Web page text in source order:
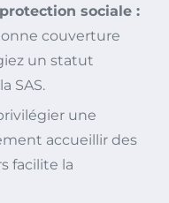
sociale :
couverture
un statut
SAS.
une
accueillir des
facilite la